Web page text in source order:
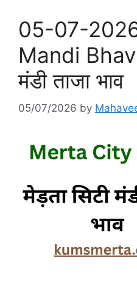
05-07-
Mandi Bhav
मंडी ताजा भाव
05/07/2026 by